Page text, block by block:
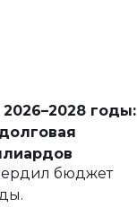
годы:
бюджет